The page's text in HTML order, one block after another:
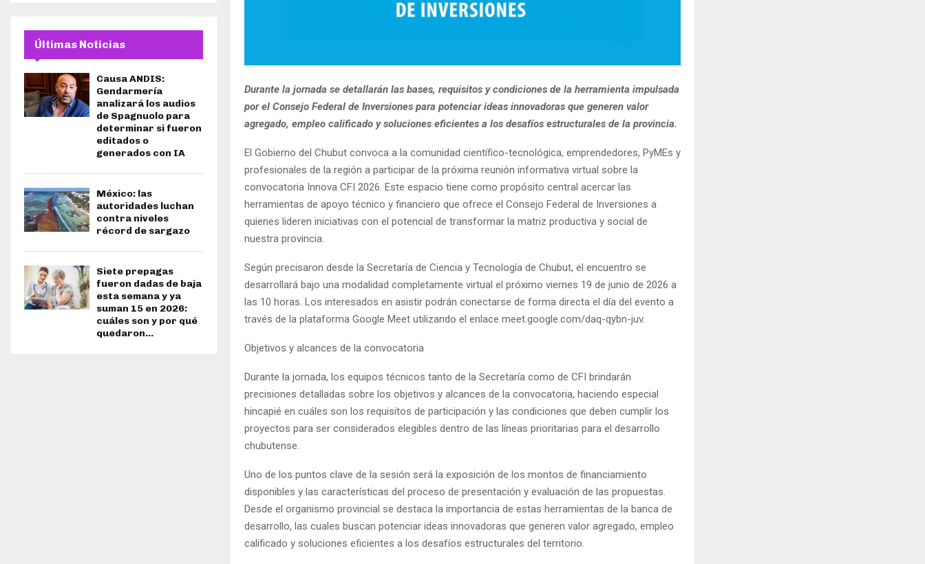
Durante la jornada se detallarán las bases, requisitos y condiciones de la herramienta impulsada
por el Consejo Federal de Inversiones para potenciar ideas innovadoras que generen valor
agregado, empleo calificado y soluciones eficientes a los desafíos estructurales de la provincia.
El Gobierno del Chubut convoca a la comunidad científico-tecnológica, emprendedores, PyMEs y
profesionales de la región a participar de la próxima reunión informativa virtual sobre la
convocatoria Innova CFI 2026. Este espacio tiene como propósito central acercar las
herramientas de apoyo técnico y financiero que ofrece el Consejo Federal de Inversiones a
quienes lideren iniciativas con el potencial de transformar la matriz productiva y social de
nuestra provincia.
Según precisaron desde la Secretaría de Ciencia y Tecnología de Chubut, el encuentro se
desarrollará bajo una modalidad completamente virtual el próximo viernes 19 de junio de 2026 a
las 10 horas. Los interesados en asistir podrán conectarse de forma directa el día del evento a
través de la plataforma Google Meet utilizando el enlace meet.google.com/daq-qybn-juv.
Objetivos y alcances de la convocatoria
Durante la jornada, los equipos técnicos tanto de la Secretaría como de CFI brindarán
precisiones detalladas sobre los objetivos y alcances de la convocatoria, haciendo especial
hincapié en cuáles son los requisitos de participación y las condiciones que deben cumplir los
proyectos para ser considerados elegibles dentro de las líneas prioritarias para el desarrollo
chubutense.
Uno de los puntos clave de la sesión será la exposición de los montos de financiamiento
disponibles y las características del proceso de presentación y evaluación de las propuestas.
Desde el organismo provincial se destaca la importancia de estas herramientas de la banca de
desarrollo, las cuales buscan potenciar ideas innovadoras que generen valor agregado, empleo
calificado y soluciones eficientes a los desafíos estructurales del territorio.
Últimas Noticias
Causa ANDIS:
Gendarmería
analizará los audios
de Spagnuolo para
determinar si fueron
editados o
generados con IA
México: las
autoridades luchan
contra niveles
récord de sargazo
Siete prepagas
fueron dadas de baja
esta semana y ya
suman 15 en 2026:
cuáles son y por qué
quedaron...